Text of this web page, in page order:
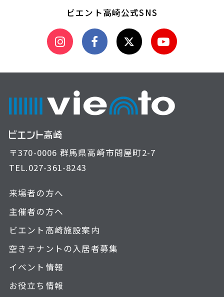
ビエント高崎公式SNS
〒370-0006 群馬県高崎市問屋町2-7
TEL.027-361-8243
来場者の方へ
主催者の方へ
ビエント高崎施設案内
空きテナントの入居者募集
イベント情報
お役立ち情報